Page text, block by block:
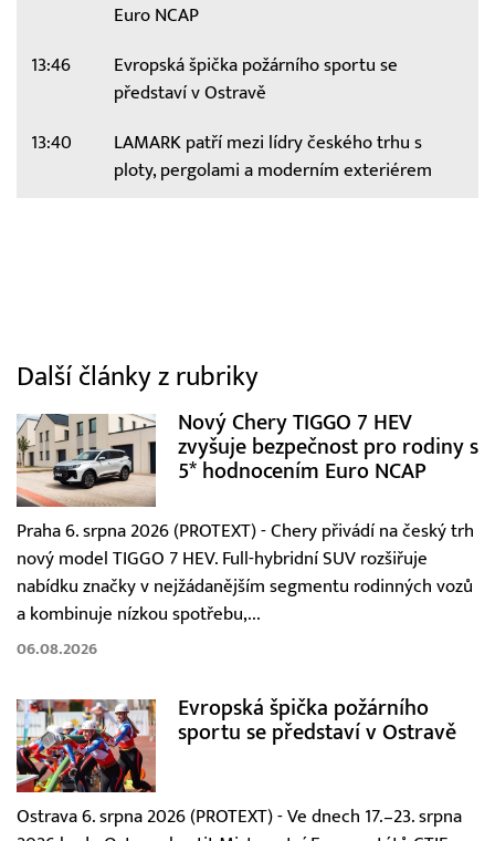
Euro NCAP
13:46
Evropská špička požárního sportu se
představí v Ostravě
13:40
LAMARK patří mezi lídry českého trhu s
ploty, pergolami a moderním exteriérem
Další články z rubriky
Nový Chery TIGGO 7 HEV
zvyšuje bezpečnost pro rodiny s
5* hodnocením Euro NCAP
Praha 6. srpna 2026 (PROTEXT) - Chery přivádí na český trh
nový model TIGGO 7 HEV. Full-hybridní SUV rozšiřuje
nabídku značky v nejžádanějším segmentu rodinných vozů
a kombinuje nízkou spotřebu,...
06.08.2026
Evropská špička požárního
sportu se představí v Ostravě
Ostrava 6. srpna 2026 (PROTEXT) - Ve dnech 17.–23. srpna